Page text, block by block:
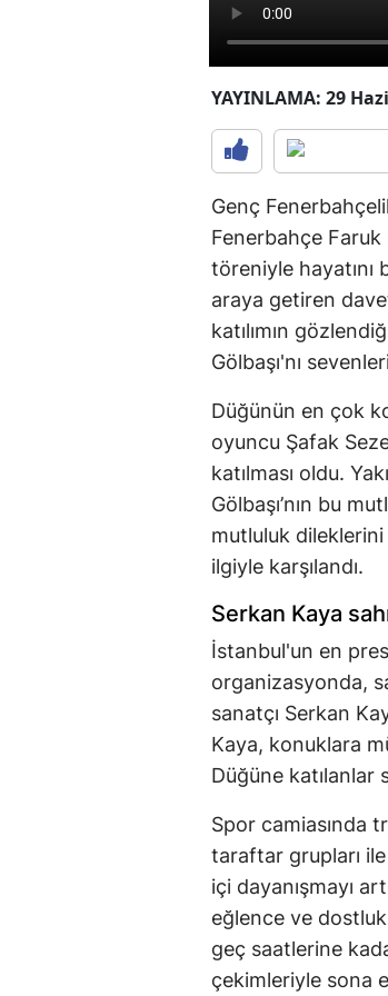
YAYINLAMA: 29
Genç
Fenerbahçe
töreniyle hayatını
araya getiren
katılımın
Gölbaşı'nı
Düğünün en çok
oyuncu Şafak
katılması oldu.
Gölbaşı’nın bu
mutluluk
ilgiyle karşılandı.
Serkan Kaya
İstanbul'un en
organizasyonda,
sanatçı Serkan
Kaya, konuklara
Düğüne katılanlar
Spor camiasında
taraftar grupları
içi dayanışmayı
eğlence ve
geç saatlerine
çekimleriyle sona